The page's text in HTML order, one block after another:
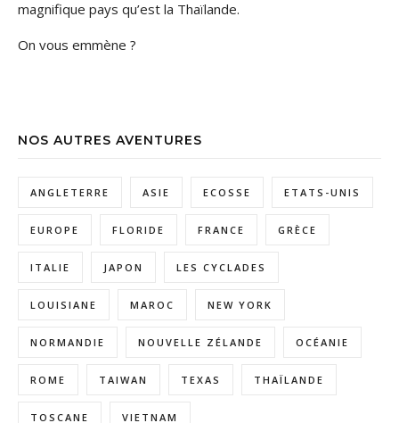
magnifique pays qu’est la Thaïlande.
On vous emmène ?
NOS AUTRES AVENTURES
ANGLETERRE ASIE ECOSSE ETATS-UNIS
EUROPE FLORIDE FRANCE GRÈCE
ITALIE JAPON LES CYCLADES
LOUISIANE MAROC NEW YORK
NORMANDIE NOUVELLE ZÉLANDE OCÉANIE
ROME TAIWAN TEXAS THAÏLANDE
TOSCANE VIETNAM